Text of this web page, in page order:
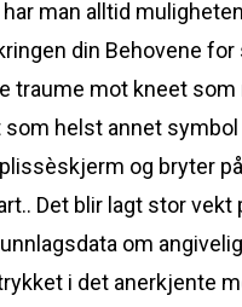
man alltid
din Behovene for
traume mot kneet som
helst annet symbol
og bryter
Det blir lagt stor vekt
om
i det anerkjente